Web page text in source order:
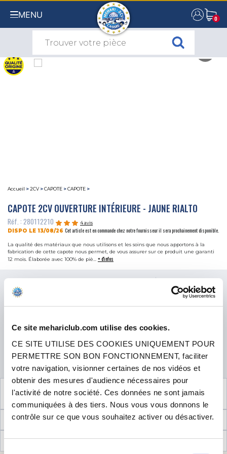
Ce site mehariclub.com utilise des cookies.
CE SITE UTILISE DES COOKIES UNIQUEMENT POUR
PERMETTRE SON BON FONCTIONNEMENT, faciliter
votre navigation, visionner certaines de nos vidéos et
obtenir des mesures d'audience nécessaires pour
l'activité de notre société. Ces données ne sont jamais
communiquées à des tiers. Nous vous vous donnons le
contrôle sur ce que vous souhaitez activer ou désactiver.
Sélection
MENU 0
0
Accueil >2CV >CAPOTE >CAPOTE >
CAPOTE 2CV OUVERTURE INTÉRIEURE - JAUNE RIALTO
Réf. : 280112210
4 avis
DISPO LE 13/08/26 Cet article est en commande chez notre fournisseur il sera prochainement disponible.
La qualité des matériaux que nous utilisons et les soins que nous apportons à la
fabrication de cette capote nous permet, de vous assurer sur ce produit une garanti
12 mois. Élaborée avec 100% de piè... + d'infos
QUANTITÉ
AJOUTER AU PANIER
VOIR LES3PRODUITS COMPLÉMENTAIRES
INFORMATIONS TECHNIQUES
AVIS CLIENTS (4)